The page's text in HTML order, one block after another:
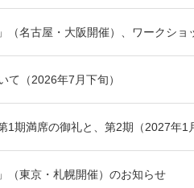
（名古屋・大阪開催）、ワークショ
て（2026年7月下旬）
1期満席の御礼と、第2期（2027年1
（東京・札幌開催）のお知らせ